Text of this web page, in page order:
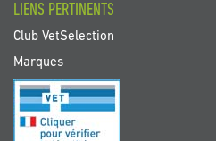
LIENS PERTINENTS
Club VetSelection
Marques